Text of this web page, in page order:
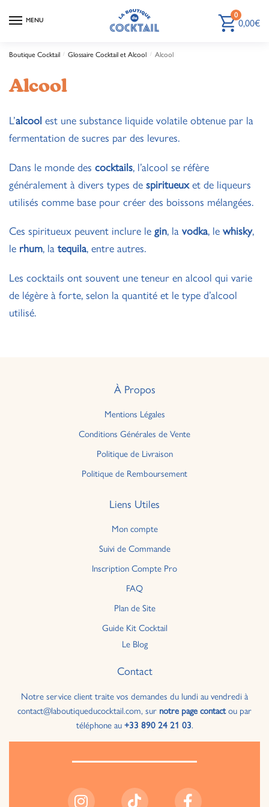
MENU
0
0,00€
Boutique Cocktail / Glossaire Cocktail et Alcool / Alcool
Alcool
L’alcool est une substance liquide volatile obtenue par la
fermentation de sucres par des levures.
Dans le monde des cocktails, l’alcool se réfère
généralement à divers types de spiritueuxet de liqueurs
utilisés comme base pour créer des boissons mélangées.
Ces spiritueux peuvent inclure le gin, la vodka, le whisky,
le rhum, la tequila, entre autres.
Les cocktails ont souvent une teneur en alcool qui varie
de légère à forte, selon la quantité et le type d’alcool
utilisé.
À Propos
Mentions Légales
Conditions Générales de Vente
Politique de Livraison
Politique de Remboursement
Liens Utiles
Mon compte
Suivi de Commande
Inscription Compte Pro
FAQ
Plan de Site
Guide Kit Cocktail
Le Blog
Contact
Notre service client traite vos demandes du lundi au vendredi à
contact@laboutiqueducocktail.com, sur notre page contactou par
téléphone au +33 890 24 21 03.